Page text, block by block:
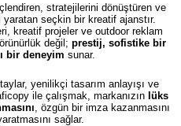
stratejilerini dönüştüren ve
seçkin bir kreatif ajanstır.
kreatif projeler ve outdoor reklam
değil; prestij, sofistike bir
bir deneyim sunar.
yenilikçi tasarım anlayışı ve
ile çalışmak, markanızın lüks
, özgün bir imza kazanmasını
sağlar.